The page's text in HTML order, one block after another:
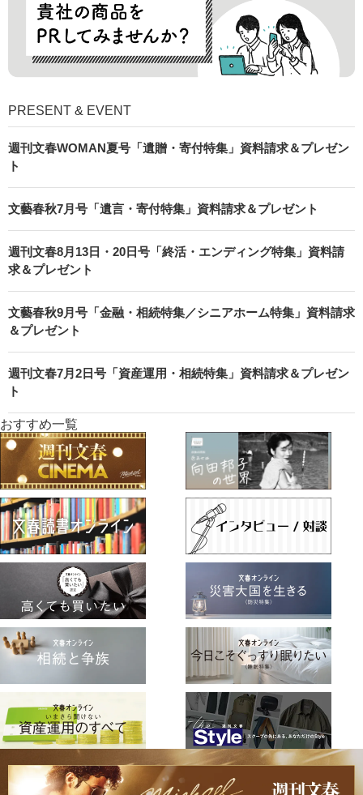
PRESENT & EVENT
週刊文春WOMAN夏号「遺贈・寄付特集」資料請求＆プレゼン
ト
文藝春秋7月号「遺言・寄付特集」資料請求＆プレゼント
週刊文春8月13日・20日号「終活・エンディング特集」資料請
求＆プレゼント
文藝春秋9月号「金融・相続特集／シニアホーム特集」資料請求
＆プレゼント
週刊文春7月2日号「資産運用・相続特集」資料請求＆プレゼン
ト
おすすめ一覧